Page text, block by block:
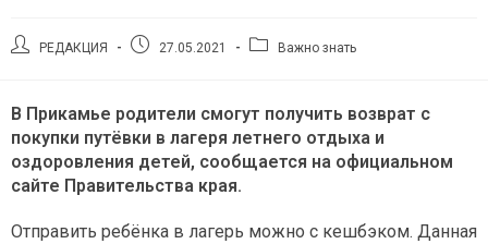
АвторРЕДАКЦИЯ
Запись27.05.2021
РубрикаВажно знать
В Прикамье родители смогут получить возврат с
покупки путёвки в лагеря летнего отдыха и
оздоровления детей, сообщается на официальном
сайте Правительства края.
Отправить ребёнка в лагерь можно с кешбэком. Данная